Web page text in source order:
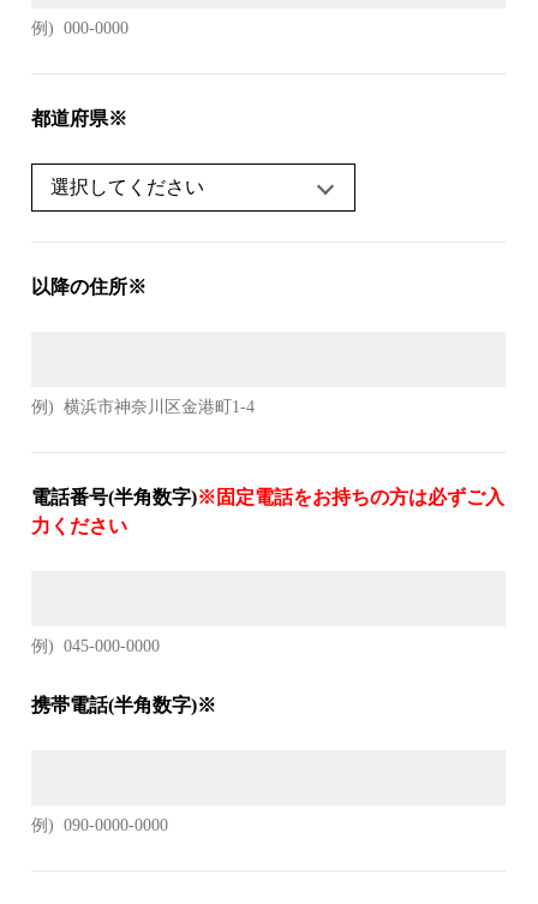
例) 000-0000
都道府県※
以降の住所※
例) 横浜市神奈川区金港町1-4
電話番号(半角数字)※固定電話をお持ちの方は必ずご入
力ください
例) 045-000-0000
携帯電話(半角数字)※
例) 090-0000-0000